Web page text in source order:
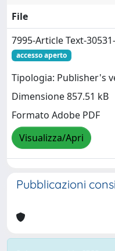
File
7995-Article Text-
accesso aperto
Tipologia: Publisher's
Dimensione 857.51 kB
Formato Adobe PDF
Visualizza/Apri
Pubblicazioni